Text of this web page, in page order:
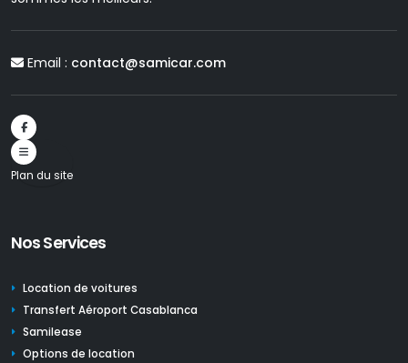
Email : contact@samicar.com
Plan du site
Nos Services
Location de voitures
Transfert Aéroport Casablanca
Samilease
Options de location